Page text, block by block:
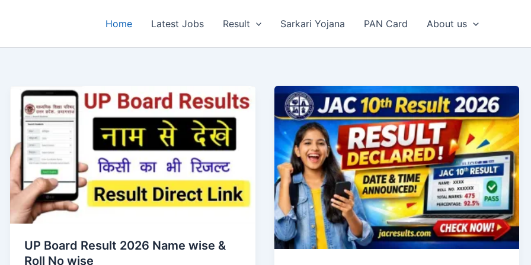
Home Latest Jobs Result Sarkari Yojana PAN Card About us
UP Board Result 2026 Name wise &
Roll No wise